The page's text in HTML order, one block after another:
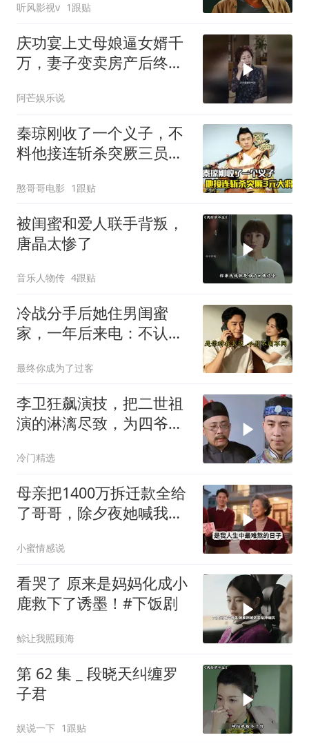
听风影视v 1跟贴
庆功宴上丈母娘逼女婿千
万，妻子变卖房产后终看
阿芒娱乐说
秦琼刚收了一个义子，不
料他接连斩杀突厥三员大
憨哥哥电影 1跟贴
被闺蜜和爱人联手背叛，
唐晶太惨了
音乐人物传 4跟贴
冷战分手后她住男闺蜜
家，一年后来电：不认错
最终你成为了过客
李卫狂飙演技，把二世祖
演的淋漓尽致，为四爷铺
冷门精选
母亲把1400万拆迁款全给
了哥哥，除夕夜她喊我回
了，刚花900万给婆婆换
了套别墅
小蜜情感说
看哭了 原来是妈妈化成小
鹿救下了诱墨！#下饭剧
鲸让我照顾海
第 62 集 _ 段晓天纠缠罗
子君
娱说一下 1跟贴